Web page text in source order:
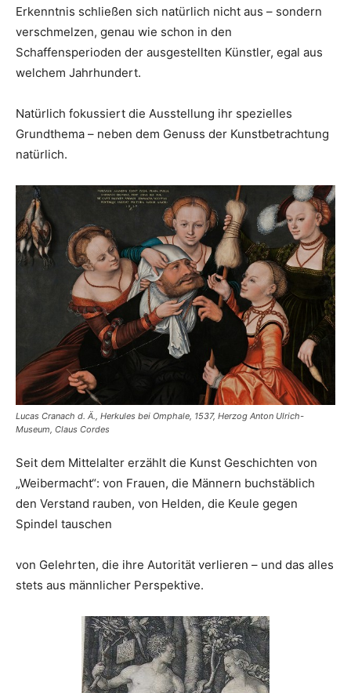
Erkenntnis schließen sich natürlich nicht aus – sondern
verschmelzen, genau wie schon in den
Schaffensperioden der ausgestellten Künstler, egal aus
welchem Jahrhundert.
Natürlich fokussiert die Ausstellung ihr spezielles
Grundthema – neben dem Genuss der Kunstbetrachtung
natürlich.
Lucas Cranach d. Ä., Herkules bei Omphale, 1537, Herzog Anton Ulrich-
Museum, Claus Cordes
Seit dem Mittelalter erzählt die Kunst Geschichten von
„Weibermacht“: von Frauen, die Männern buchstäblich
den Verstand rauben, von Helden, die Keule gegen
Spindel tauschen
von Gelehrten, die ihre Autorität verlieren – und das alles
stets aus männlicher Perspektive.